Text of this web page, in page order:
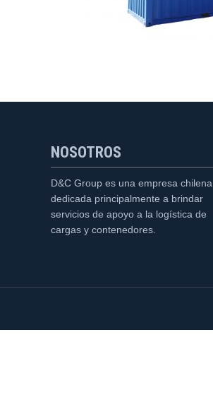
NOSOTROS
D&C Group es una empresa chilena
dedicada principalmente a brindar
servicios de apoyo a la logística de
cargas y contenedores.